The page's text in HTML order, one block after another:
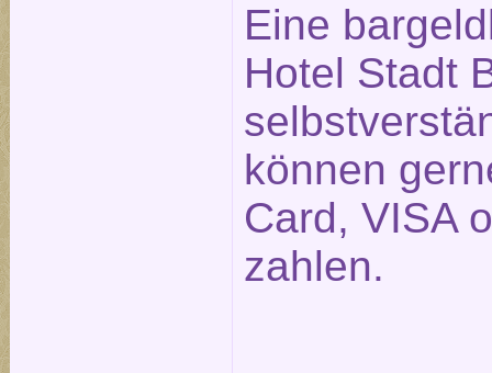
Eine
Hotel Stadt
können
Card, VISA
zahlen.